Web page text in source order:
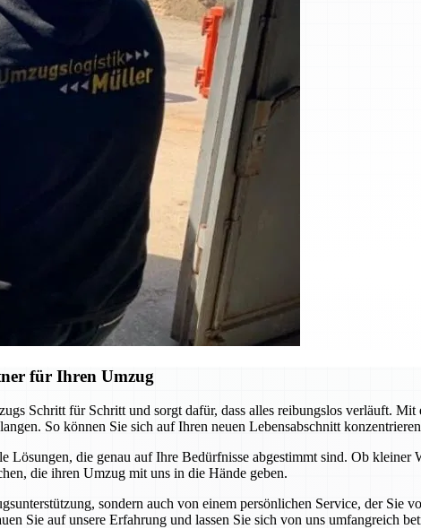
für Ihren Umzug
Schritt für Schritt und sorgt dafür, dass alles reibungslos verläuft.
So können Sie sich auf Ihren neuen Lebensabschnitt
die genau auf Ihre Bedürfnisse abgestimmt sind. Ob
die ihren Umzug mit uns in die Hände geben.
sondern auch von einem persönlichen Service, der Sie
Sie auf unsere Erfahrung und lassen Sie sich von uns umfangreich